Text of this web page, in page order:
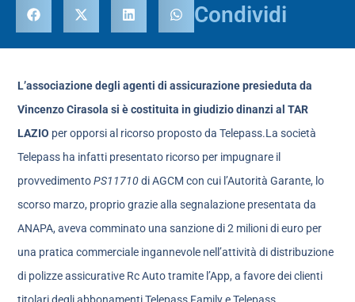
Condividi
L’associazione degli agenti di assicurazione presieduta da
Vincenzo Cirasola si è costituita in giudizio dinanzi al TAR
LAZIO per opporsi al ricorso proposto da Telepass.La società
Telepass ha infatti presentato ricorso per impugnare il
provvedimentoPS11710di AGCM con cui l’Autorità Garante, lo
scorso marzo, proprio grazie alla segnalazione presentata da
ANAPA, aveva comminato una sanzione di 2 milioni di euro per
una pratica commerciale ingannevole nell’attività di distribuzione
di polizze assicurative Rc Auto tramite l’App, a favore dei clienti
titolari degli abbonamenti Telepass Family e Telepass